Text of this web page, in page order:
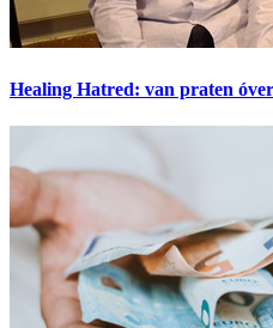
Healing Hatred: van praten